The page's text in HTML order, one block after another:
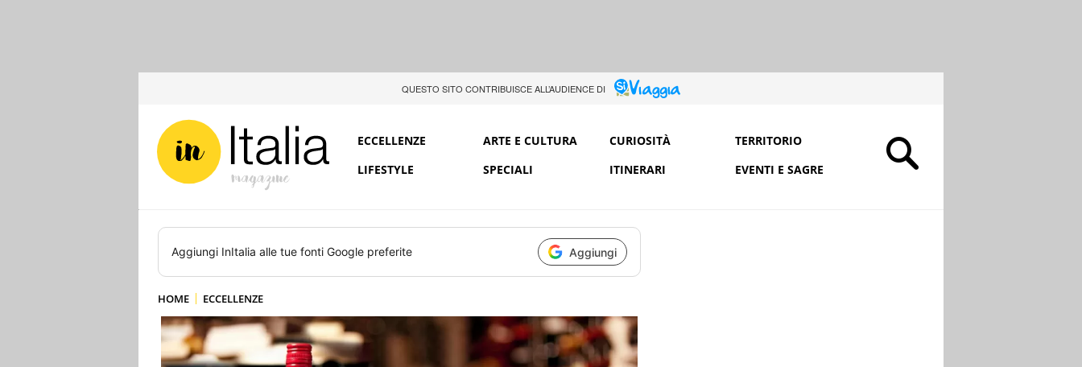
QUESTO SITO CONTRIBUISCE ALL’AUDIENCE DI
ECCELLENZE ARTE E CULTURA CURIOSITÀ
TERRITORIO
LIFESTYLE
SPECIALI ITINERARI EVENTI E SAGRE
Aggiungi InItalia alle tue fonti Google preferite Aggiungi
HOME ECCELLENZE